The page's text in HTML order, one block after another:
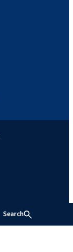
Search